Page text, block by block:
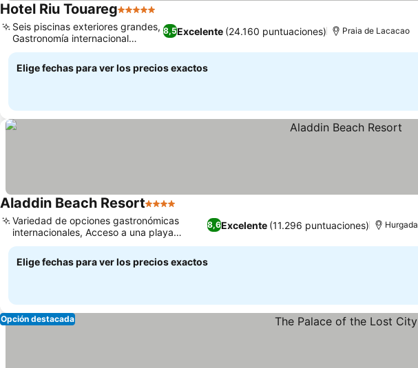
Hotel Riu Touareg5 Estrellas
8,5Excelente (24.160 puntuaciones)
Seis piscinas exteriores grandes,
Gastronomía internacional
variada
Praia de Lacacao
Elige fechas para ver los precios exactos
Aladdin Beach Resort4 Estrellas
8,6Excelente (11.296 puntuaciones)
Variedad de opciones gastronómicas
internacionales, Acceso a una playa
privada con varias zonas
Hurgada
Elige fechas para ver los precios exactos
Opción destacada